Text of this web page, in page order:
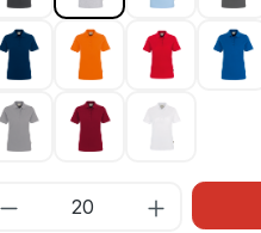
marine 003orange 027rot 002
titan 043 weinrot 017weiß 001